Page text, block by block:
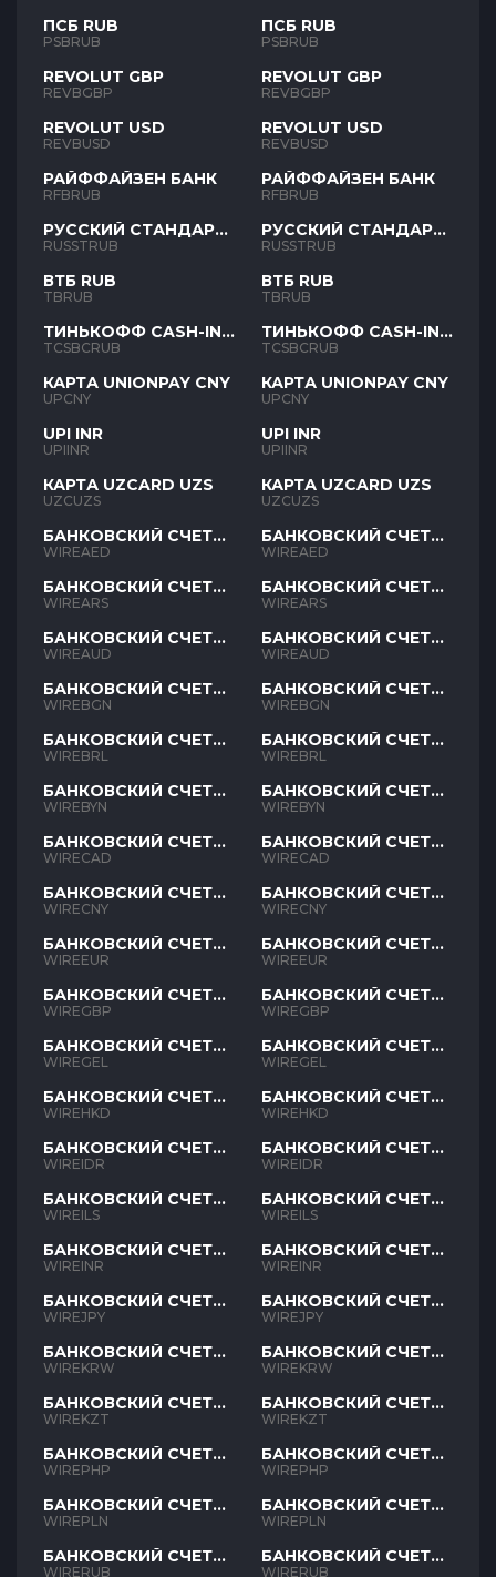
ПСБ RUB
PSBRUB
REVOLUT GBP
REVBGBP
REVOLUT USD
REVBUSD
РАЙФФАЙЗЕН БАНК
RFBRUB
РУССКИЙ СТАНДАРТ
RUB
RUSSTRUB
ВТБ RUB
TBRUB
ТИНЬКОФФ CASH-IN
RUB
TCSBCRUB
КАРТА UNIONPAY CNY
UPCNY
UPI INR
UPIINR
КАРТА UZCARD UZS
UZCUZS
БАНКОВСКИЙ СЧЕТ
AED
WIREAED
БАНКОВСКИЙ СЧЕТ
ARS
WIREARS
БАНКОВСКИЙ СЧЕТ
AUD
WIREAUD
БАНКОВСКИЙ СЧЕТ
BGN
WIREBGN
БАНКОВСКИЙ СЧЕТ
BRL
WIREBRL
БАНКОВСКИЙ СЧЕТ
BYN
WIREBYN
БАНКОВСКИЙ СЧЕТ
CAD
WIRECAD
БАНКОВСКИЙ СЧЕТ
CNY
WIRECNY
БАНКОВСКИЙ СЧЕТ
EUR
WIREEUR
БАНКОВСКИЙ СЧЕТ
GBP
WIREGBP
БАНКОВСКИЙ СЧЕТ
GEL
WIREGEL
БАНКОВСКИЙ СЧЕТ
HKD
WIREHKD
БАНКОВСКИЙ СЧЕТ
IDR
WIREIDR
БАНКОВСКИЙ СЧЕТ
ILS
WIREILS
БАНКОВСКИЙ СЧЕТ
INR
WIREINR
БАНКОВСКИЙ СЧЕТ
JPY
WIREJPY
БАНКОВСКИЙ СЧЕТ
KRW
WIREKRW
БАНКОВСКИЙ СЧЕТ
KZT
WIREKZT
БАНКОВСКИЙ СЧЕТ
PHP
WIREPHP
БАНКОВСКИЙ СЧЕТ
PLN
WIREPLN
БАНКОВСКИЙ СЧЕТ
RUB
WIRERUB
ПСБ RUB
PSBRUB
REVOLUT GBP
REVBGBP
REVOLUT USD
REVBUSD
РАЙФФАЙЗЕН БАНК
RFBRUB
РУССКИЙ СТАНДАРТ
RUB
RUSSTRUB
ВТБ RUB
TBRUB
ТИНЬКОФФ CASH-IN
RUB
TCSBCRUB
КАРТА UNIONPAY CNY
UPCNY
UPI INR
UPIINR
КАРТА UZCARD UZS
UZCUZS
БАНКОВСКИЙ СЧЕТ
AED
WIREAED
БАНКОВСКИЙ СЧЕТ
ARS
WIREARS
БАНКОВСКИЙ СЧЕТ
AUD
WIREAUD
БАНКОВСКИЙ СЧЕТ
BGN
WIREBGN
БАНКОВСКИЙ СЧЕТ
BRL
WIREBRL
БАНКОВСКИЙ СЧЕТ
BYN
WIREBYN
БАНКОВСКИЙ СЧЕТ
CAD
WIRECAD
БАНКОВСКИЙ СЧЕТ
CNY
WIRECNY
БАНКОВСКИЙ СЧЕТ
EUR
WIREEUR
БАНКОВСКИЙ СЧЕТ
GBP
WIREGBP
БАНКОВСКИЙ СЧЕТ
GEL
WIREGEL
БАНКОВСКИЙ СЧЕТ
HKD
WIREHKD
БАНКОВСКИЙ СЧЕТ
IDR
WIREIDR
БАНКОВСКИЙ СЧЕТ
ILS
WIREILS
БАНКОВСКИЙ СЧЕТ
INR
WIREINR
БАНКОВСКИЙ СЧЕТ
JPY
WIREJPY
БАНКОВСКИЙ СЧЕТ
KRW
WIREKRW
БАНКОВСКИЙ СЧЕТ
KZT
WIREKZT
БАНКОВСКИЙ СЧЕТ
PHP
WIREPHP
БАНКОВСКИЙ СЧЕТ
PLN
WIREPLN
БАНКОВСКИЙ СЧЕТ
RUB
WIRERUB